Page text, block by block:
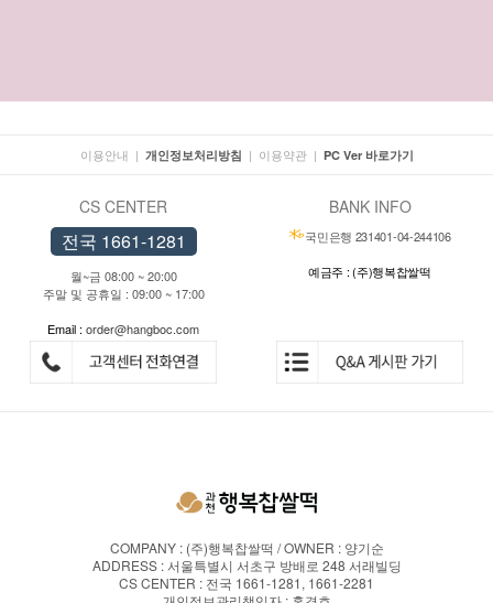
이용안내 | 개인정보처리방침 | 이용약관 | PC Ver 바로가기
CS CENTER
전국 1661-1281
월~금 08:00 ~ 20:00
주말 및 공휴일 : 09:00 ~ 17:00
Email : order@hangboc.com
BANK INFO
국민은행 231401-04-244106
예금주 : (주)행복찹쌀떡
COMPANY : (주)행복찹쌀떡 / OWNER : 양기순
ADDRESS : 서울특별시 서초구 방배로 248 서래빌딩
CS CENTER : 전국 1661-1281, 1661-2281